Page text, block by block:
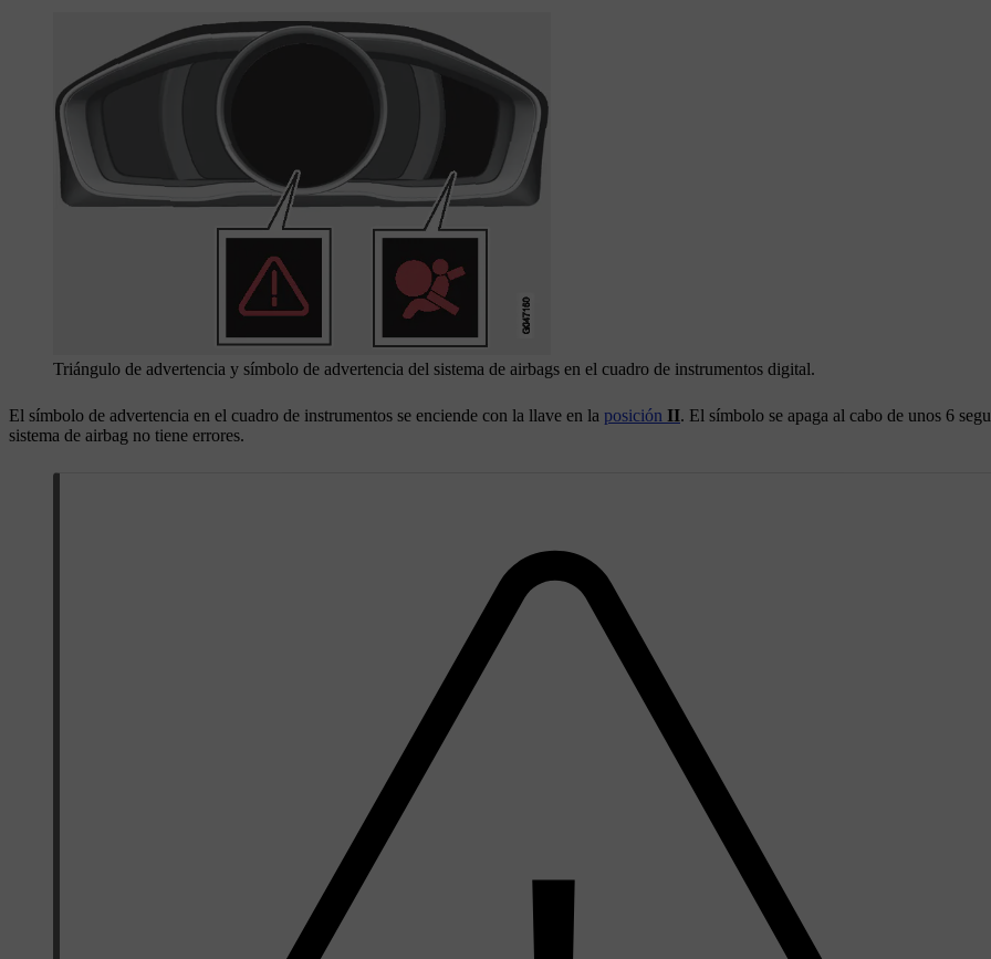
Triángulo de advertencia y símbolo de advertencia del sistema de airbags en el cuadro de instrumentos digital.
El símbolo de advertencia en el cuadro de instrumentos se enciende con la llave en la posición II. El símbolo se apaga al cabo de unos 6
sistema de airbag no tiene errores.